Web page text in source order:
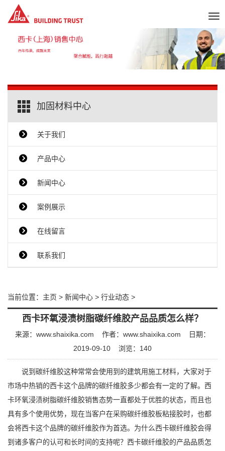
加固材料中心
关于我们
产品中心
新闻中心
案例展示
在线留言
联系我们
当前位置： 主页 > 新闻中心 > 行业动态 >
西卡环氧浸渍树脂碳纤维胶产品品质怎么样？
来源：www.shaixika.com 作者：www.shaixika.com
日期：
2019-09-10
浏览： 140
说到碳纤维胶这种常常会使用到的建筑用施工材料，大家对于
市场中热销的西卡这个品牌的碳纤维胶多少都会有一定的了解。西
卡环氧浸渍树脂碳纤维胶销售态势一直都处于优胜的状态，而且也
具有多个使用优势，现在当客户在采购碳纤维胶板粘接胶时，也都
会将西卡这个品牌的碳纤维胶作为首选。为什么西卡碳纤维胶会得
到诸多客户的认可和长时间的支持呢？西卡碳纤维胶的产品品质怎